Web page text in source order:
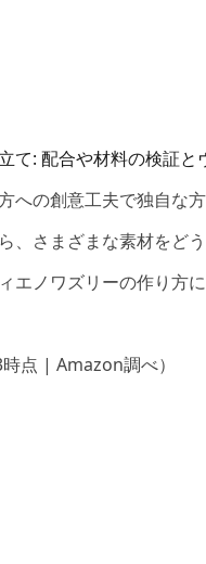
て: 配合や材料の検証
への創意工夫で独自な
、さまざまな素材をど
エノワズリーの作り方
点 | Amazon調べ）